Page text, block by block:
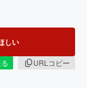
しい
URLコピー